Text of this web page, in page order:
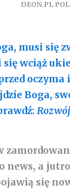
DEON.PL
musi się
wciąż
Boga,
news, a
się